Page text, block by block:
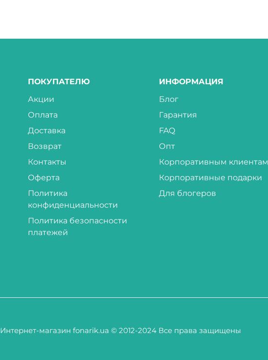
ПОКУПАТЕЛЮ
Акции
Оплата
Доставка
Возврат
Контакты
Оферта
Политика
конфиденциальности
Политика безопасности
платежей
ИНФОРМАЦИЯ
Блог
Гарантия
FAQ
Опт
Корпоративным клиентам
Корпоративные подарки
Для блогеров
Интернет-магазин fonarik.ua © 2012-2024 Все права защищены